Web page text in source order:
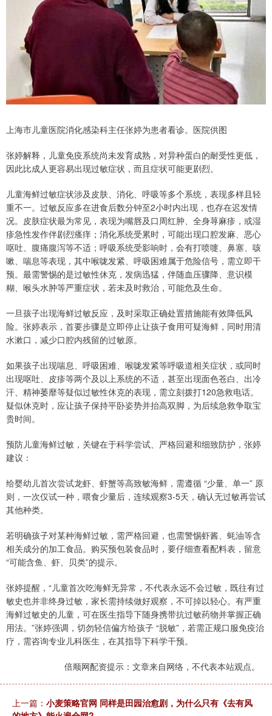
上海市儿童医院消化感染科主任张婷为患者看诊。医院供图
张婷解释，儿童免疫系统尚未发育成熟，对异种蛋白的耐受性更低，
因此比成人更容易出现过敏症状，而且症状可能更剧烈。
儿童海鲜过敏症状涉及皮肤、消化、呼吸等多个系统，表现多样且轻
重不一。过敏反应多在进食后数分钟至2小时内出现，也存在迟发情
况。皮肤症状最为常见，表现为嘴唇及口周红肿、全身荨麻疹，或湿
疹急性发作伴剧烈瘙痒；消化系统受累时，可能出现口腔发麻、恶心
呕吐、腹痛腹泻等不适；呼吸系统受影响时，会有打喷嚏、鼻塞、咳
嗽、喘息等表现，其中喉咙发紧、呼吸困难属于危险信号，需立即干
预。最需警惕的是过敏性休克，发病迅猛，伴随血压骤降、意识模
糊、喉头水肿等严重症状，若未及时救治，可能危及生命。
一旦孩子出现海鲜过敏反应，及时采取正确处置措施能有效降低风
险。张婷表示，首要步骤是立即停止让孩子食用可疑海鲜，同时用清
水漱口，减少口腔内残留的过敏原。
如果孩子出现喘息、呼吸困难、喉咙发紧等呼吸道相关症状，或同时
出现呕吐、皮疹等两个及以上系统的不适，甚至出现面色苍白、出冷
汗、精神萎靡等疑似过敏性休克的表现，需立刻拨打120急救电话。
疑似休克时，应让孩子保持平卧姿势并抬高双脚，为后续急救争取宝
贵时间。
预防儿童海鲜过敏，关键在于科学尝试、严格回避和细致防护，张婷
建议：
给婴幼儿首次尝试龙虾、虾蟹等高致敏海鲜，需遵循 “少量、单一” 原
则，一次仅试一种，喂食少量后，连续观察3-5天，确认无过敏再尝试
其他种类。
若明确孩子对某种海鲜过敏，需严格回避，也需警惕虾酱、蚝油等含
相关成分的加工食品。购买预包装食品时，要仔细查看配料表，留意
“可能含鱼、虾、贝类”的提示。
张婷提醒，“儿童首次吃海鲜无异常，不代表永远不会过敏，既往有过
敏史也并非终身过敏，家长需持续做好观察，不可掉以轻心。有严重
海鲜过敏史的儿童，可在医生指导下随身携带抗过敏药物并掌握正确
用法。”张婷强调，切勿轻信偏方给孩子 “脱敏”，若需正规口服免疫治
疗，需咨询专业儿科医生，在其指导下科学干预。
倍顺网配资提示：文章来自网络，不代表本站观点。
上一篇： 小麦策略官网 同样是田园治愈剧，为什么只有《去有风